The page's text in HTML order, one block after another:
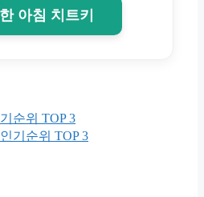
아침 치트키
순위 TOP 3
기순위 TOP 3